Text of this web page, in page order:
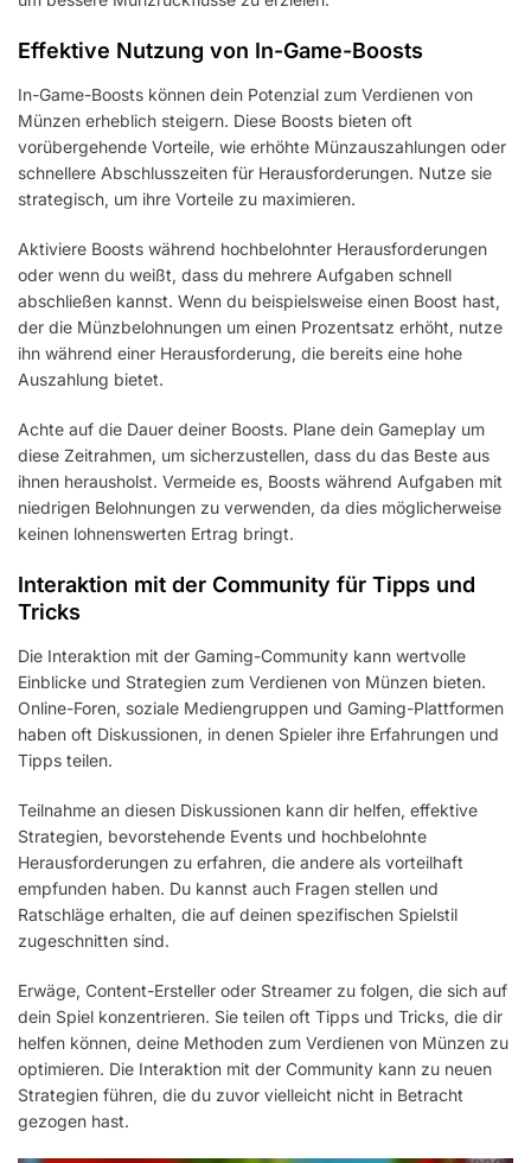
Effektive Nutzung von In-Game-Boosts
In-Game-Boosts können dein Potenzial zum Verdienen von
Münzen erheblich steigern. Diese Boosts bieten oft
vorübergehende Vorteile, wie erhöhte Münzauszahlungen oder
schnellere Abschlusszeiten für Herausforderungen. Nutze sie
strategisch, um ihre Vorteile zu maximieren.
Aktiviere Boosts während hochbelohnter Herausforderungen
oder wenn du weißt, dass du mehrere Aufgaben schnell
abschließen kannst. Wenn du beispielsweise einen Boost hast,
der die Münzbelohnungen um einen Prozentsatz erhöht, nutze
ihn während einer Herausforderung, die bereits eine hohe
Auszahlung bietet.
Achte auf die Dauer deiner Boosts. Plane dein Gameplay um
diese Zeitrahmen, um sicherzustellen, dass du das Beste aus
ihnen herausholst. Vermeide es, Boosts während Aufgaben mit
niedrigen Belohnungen zu verwenden, da dies möglicherweise
keinen lohnenswerten Ertrag bringt.
Interaktion mit der Community für Tipps und
Tricks
Die Interaktion mit der Gaming-Community kann wertvolle
Einblicke und Strategien zum Verdienen von Münzen bieten.
Online-Foren, soziale Mediengruppen und Gaming-Plattformen
haben oft Diskussionen, in denen Spieler ihre Erfahrungen und
Tipps teilen.
Teilnahme an diesen Diskussionen kann dir helfen, effektive
Strategien, bevorstehende Events und hochbelohnte
Herausforderungen zu erfahren, die andere als vorteilhaft
empfunden haben. Du kannst auch Fragen stellen und
Ratschläge erhalten, die auf deinen spezifischen Spielstil
zugeschnitten sind.
Erwäge, Content-Ersteller oder Streamer zu folgen, die sich auf
dein Spiel konzentrieren. Sie teilen oft Tipps und Tricks, die dir
helfen können, deine Methoden zum Verdienen von Münzen zu
optimieren. Die Interaktion mit der Community kann zu neuen
Strategien führen, die du zuvor vielleicht nicht in Betracht
gezogen hast.